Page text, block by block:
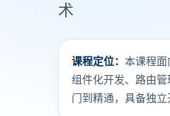
术
课程定位： 本课程面
组件化开发、路由
门到精通，具备独